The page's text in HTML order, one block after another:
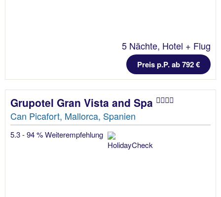
5 Nächte, Hotel + Flug
Preis p.P. ab 792 €
Grupotel Gran Vista and Spa
Can Picafort, Mallorca, Spanien
5.3 - 94 % Weiterempfehlung